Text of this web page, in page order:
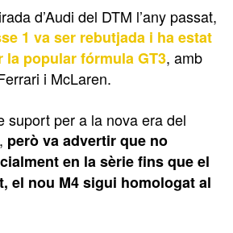
d’Audi del DTM l’any passat,
1 va ser rebutjada i ha estat
la popular fórmula GT3, amb
i McLaren.
suport per a la nova era del
però va advertir que no
en la sèrie fins que el
el nou M4 sigui homologat al